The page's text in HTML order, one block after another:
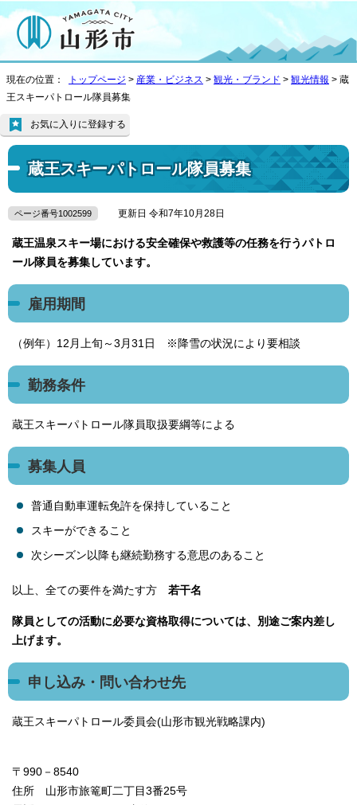
現在の位置： トップページ > 産業・ビジネス > 観光・ブランド > 観光情報 > 蔵
王スキーパトロール隊員募集
蔵王スキーパトロール隊員募集
お気に入りに登録する
ページ番号1002599 更新日 令和7年10月28日
蔵王温泉スキー場における安全確保や救護等の任務を行うパトロ
ール隊員を募集しています。
雇用期間
（例年）12月上旬～3月31日 ※降雪の状況により要相談
勤務条件
蔵王スキーパトロール隊員取扱要綱等による
募集人員
普通自動車運転免許を保持していること
スキーができること
次シーズン以降も継続勤務する意思のあること
以上、全ての要件を満たす方 若干名
隊員としての活動に必要な資格取得については、別途ご案内差し
上げます。
申し込み・問い合わせ先
蔵王スキーパトロール委員会(山形市観光戦略課内)
〒990－8540
住所 山形市旅篭町二丁目3番25号